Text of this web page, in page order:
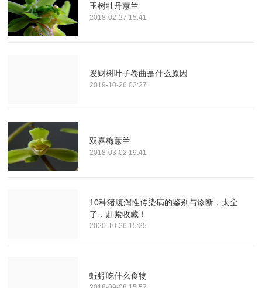
玉树牡丹蕙兰
2018-02-27 15:41
发财树叶子卷曲是什么原因
2019-10-26 02:27
双喜梅蕙兰
2018-03-02 19:41
10种猪腹泻性传染病的鉴别与诊断，太全
了，赶紧收藏！
2020-10-26 15:25
蚯蚓吃什么食物